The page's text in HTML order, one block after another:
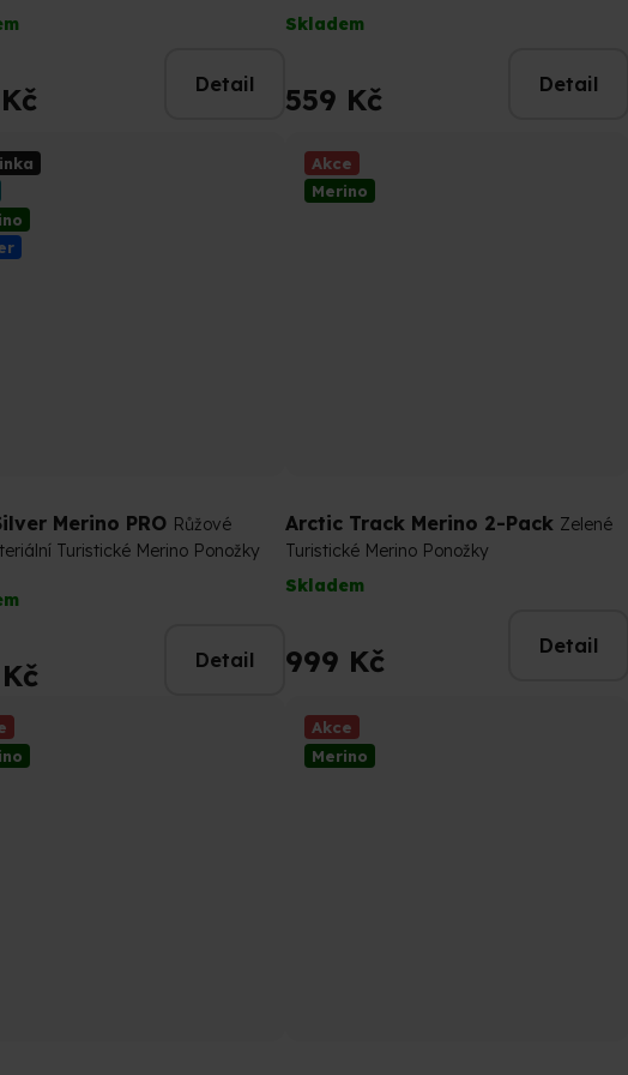
Detail
hodnocení
je
5,0
hvězdiček.
Skladem
559 Kč Detail
Merino PRO Růžové
Turistické Merino Ponožky
Detail
Akce
Merino
Arctic Track Merino 2-Pack Zelené
Turistické Merino Ponožky
Skladem
999 Kč Detail
Akce
Merino